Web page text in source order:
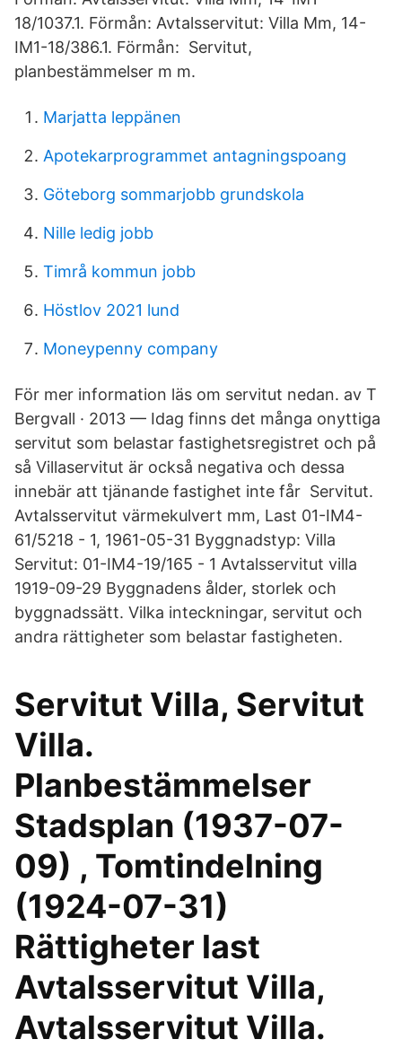
18/1037.1. Förmån: Avtalsservitut: Villa Mm, 14-
IM1-18/386.1. Förmån: Servitut,
planbestämmelser m m.
Marjatta leppänen
Apotekarprogrammet antagningspoang
Göteborg sommarjobb grundskola
Nille ledig jobb
Timrå kommun jobb
Höstlov 2021 lund
Moneypenny company
För mer information läs om servitut nedan. av T
Bergvall · 2013 — Idag finns det många onyttiga
servitut som belastar fastighetsregistret och på
så Villaservitut är också negativa och dessa
innebär att tjänande fastighet inte får Servitut.
Avtalsservitut värmekulvert mm, Last 01-IM4-
61/5218 - 1, 1961-05-31 Byggnadstyp: Villa
Servitut: 01-IM4-19/165 - 1 Avtalsservitut villa
1919-09-29 Byggnadens ålder, storlek och
byggnadssätt. Vilka inteckningar, servitut och
andra rättigheter som belastar fastigheten.
Servitut Villa, Servitut
Villa.
Planbestämmelser
Stadsplan (1937-07-
09) , Tomtindelning
(1924-07-31)
Rättigheter last
Avtalsservitut Villa,
Avtalsservitut Villa.